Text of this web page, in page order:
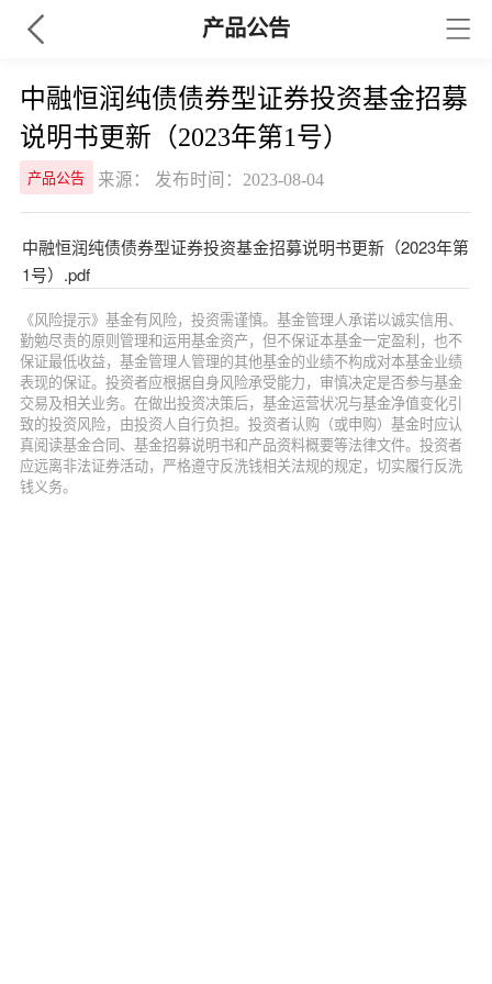
产品公告
中融恒润纯债债券型证券投资基金招募
说明书更新（2023年第1号）
产品公告 来源： 发布时间：2023-08-04
中融恒润纯债债券型证券投资基金招募说明书更新（2023年第
1号）.pdf
《风险提示》基金有风险，投资需谨慎。基金管理人承诺以诚实信用、
勤勉尽责的原则管理和运用基金资产，但不保证本基金一定盈利，也不
保证最低收益，基金管理人管理的其他基金的业绩不构成对本基金业绩
表现的保证。投资者应根据自身风险承受能力，审慎决定是否参与基金
交易及相关业务。在做出投资决策后，基金运营状况与基金净值变化引
致的投资风险，由投资人自行负担。投资者认购（或申购）基金时应认
真阅读基金合同、基金招募说明书和产品资料概要等法律文件。投资者
应远离非法证券活动，严格遵守反洗钱相关法规的规定，切实履行反洗
钱义务。